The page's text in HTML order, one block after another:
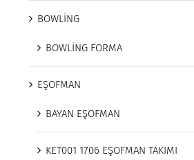
BOWLİNG
BOWLİNG FORMA
EŞOFMAN
BAYAN EŞOFMAN
KET001 1706 EŞOFMAN TAKIMI